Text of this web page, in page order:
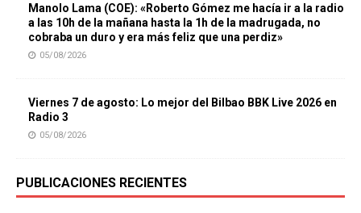
Manolo Lama (COE): «Roberto Gómez me hacía ir a la radio
a las 10h de la mañana hasta la 1h de la madrugada, no
cobraba un duro y era más feliz que una perdiz»
05/08/2026
Viernes 7 de agosto: Lo mejor del Bilbao BBK Live 2026 en
Radio 3
05/08/2026
PUBLICACIONES RECIENTES